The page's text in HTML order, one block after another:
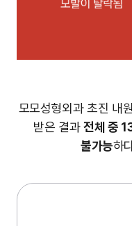
모모성형외과 초진 내
받은 결과전체 중
불가능하